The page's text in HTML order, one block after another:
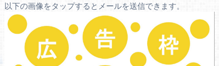
以下の画像をタップするとメールを送信できます。